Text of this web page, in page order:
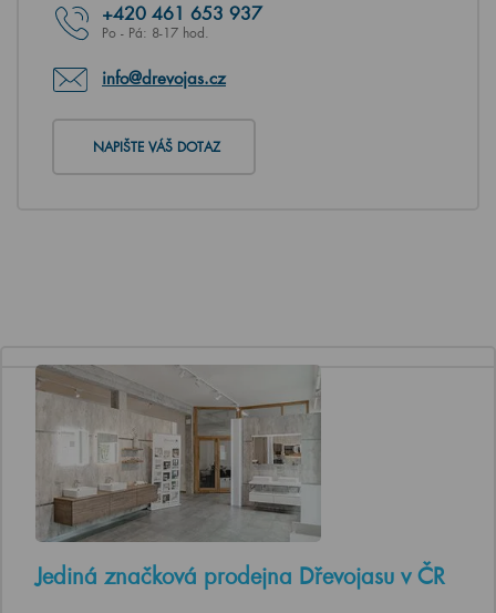
+420 461 653 937
Po - Pá: 8-17 hod.
info@drevojas.cz
NAPIŠTE VÁŠ DOTAZ
Jediná značková prodejna Dřevojasu v ČR